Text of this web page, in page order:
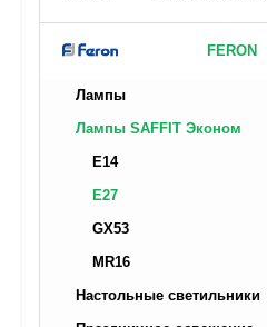
FERON
Лампы
Лампы SAFFIT Эконом
E14
E27
GX53
MR16
Настольные светильники